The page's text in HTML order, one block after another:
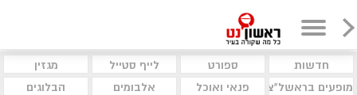
חדשות ספורט לייף סטייל
מגזין
מופעים בראשל"צ
פנאי ואוכל אלבומים
הבלוגים